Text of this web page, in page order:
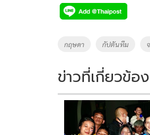
e
b
o
k
tt
er
p
y
Li
k
Tags
กฤษดา กัปตันทีม
ข่าวที่เกี่ยวข้อง